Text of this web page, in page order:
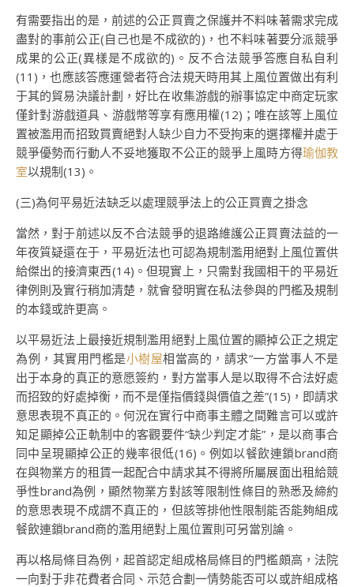
有需要指出的是，前述的公正買賣之保護并不料味著需求完成
盡對的事前公正(自己也是不成欲的)，也不料味著要分派競爭
成果的公正(異樣是不成欲的)。反不合法競爭答應自私自利
(11)，也應該答應運營者符合法規天時用其上風位置做出有利
于其的貿易決議計劃，好比在收集游戲的辦事協定中商定玩家
僅針對游戲道具、游戲幣等享有應用權(12)；唯在該等上風位
置被濫用而招致買賣絕對人缺少自力不受拘束的選擇權并處于
競爭優勢而行動人不妥地獲取不公正的競爭上風時方得瑜伽教
室以規制(13)。
(三)為何平易近法缺乏以處理競爭法上的公正買賣之掛念
當然，對于前述以反不合法競爭的退路維護公正買賣法益的一
年夜質疑還在于，平易近法也可認為規制濫用絕對上風位置供
給傑出的接濟東西(14)。但現實上，只需對我國相干的平易近
律例則及實行稍加清楚，就會發明實在私法參與的門檻及規制
的本錢或許更高。
以平易近法上最接近規制濫用絕對上風位置的顯掉公正之規定
為例，其實用門檻是小樹屋相當高的，請求“一方當事人不是
出于本身的真正的意愿簽約，對方當事人是以取得不合法好處
而招致的好處掉衡，而不是僅指價錢與價值之差”(15)，即請求
意思表現不真正的。何況在實行中商事主體之間難言可以或許
知足顯掉公正軌制中的客觀要件“缺少判定才能”，是以商事合
同中呈現顯掉公正的幾率很低(16)。例如以餐飲連鎖brand商
在與物業方的租賃一起配合中請求其不得將所屬展面出租給競
爭性brand為例，顯然物業方對該等限制性條目的熟悉及締約
的意思表現不成謂不真正的，但該等排他性限制能否能夠組成
餐飲連鎖brand商的濫用絕對上風位置則可另當別論。
再以格局條目為例，起首認定組成格局條目的門檻頗高，法院
一向對于非花費者合同、示范合劃一情勢能否可以或許組成格